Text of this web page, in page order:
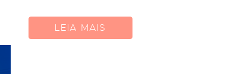
LEIA MAIS